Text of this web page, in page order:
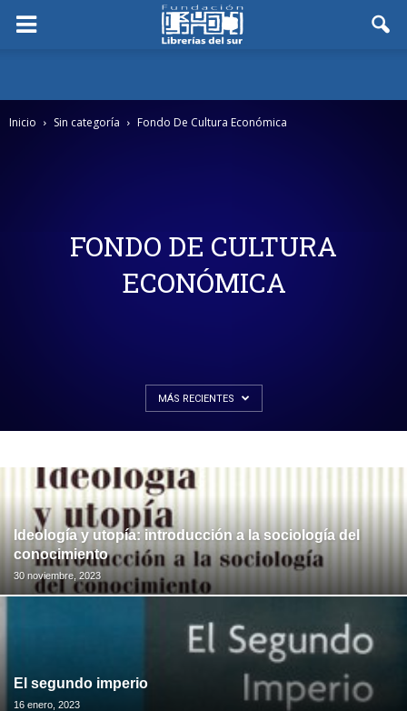
Inicio Sin categoría Fondo De Cultura Económica
FONDO DE CULTURA
ECONÓMICA
MÁS RECIENTES
Ideología y utopía: introducción a la sociología del
conocimiento
30 noviembre, 2023
El segundo imperio
16 enero, 2023